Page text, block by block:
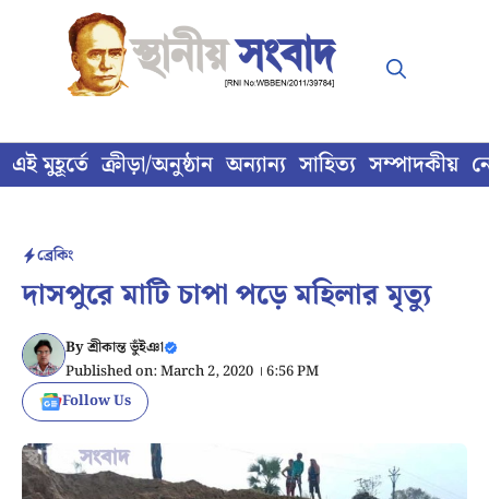
content
এই মুহূর্তে ক্রীড়া/অনুষ্ঠান অন্যান্য সাহিত্য সম্পাদকীয়
ব্রেকিং
দাসপুরে মাটি চাপা পড়ে মহিলার মৃত্যু
Byশ্রীকান্ত ভুঁইঞা
Published on: March 2, 2020 । 6:56 PM
Follow Us